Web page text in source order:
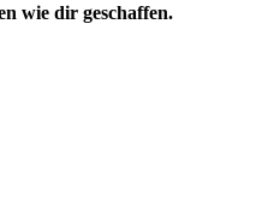
wie dir geschaffen.